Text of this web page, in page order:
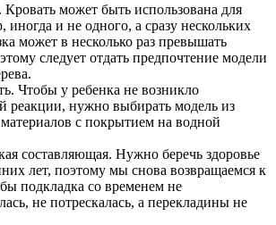
может быть использована для
иногда и не одного, а сразу нескольких
может в несколько раз превышать
следует отдать предпочтение модели
Чтобы у ребенка не возникло
реакции, нужно выбирать модель из
с покрытием на водной
составляющая. Нужно беречь здоровье
лет, поэтому мы снова возвращаемся к
подкладка со временем не
не потрескалась, а перекладины не